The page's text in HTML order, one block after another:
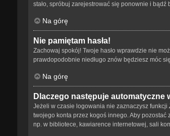
stało, spróbuj zarejestrować się ponownie i
Na górę
Nie pamiętam hasła!
Zachowaj spokój! Twoje hasło wprawdzie nie
prawdopodobnie niedługo znów będziesz móc
Na górę
Dlaczego następuje automatyczne
Jeżeli w czasie logowania nie zaznaczysz funkcji
twojego konta przez kogoś innego. Aby
np. w bibliotece, kawiarence internetowej, sali